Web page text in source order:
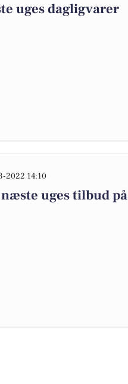
uges dagligvarer
2022 14:10
uges tilbud